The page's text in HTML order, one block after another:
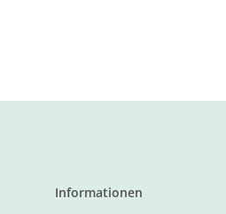
Informationen